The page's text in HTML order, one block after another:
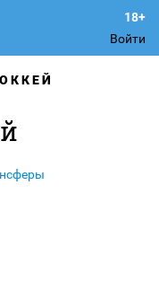
Войти